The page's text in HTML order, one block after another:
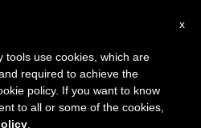
×
agosto haremos la pausa
en el periodo de verano
x
tools use cookies, which are
required to achieve the
policy. If you want to know
to all or some of the cookies,